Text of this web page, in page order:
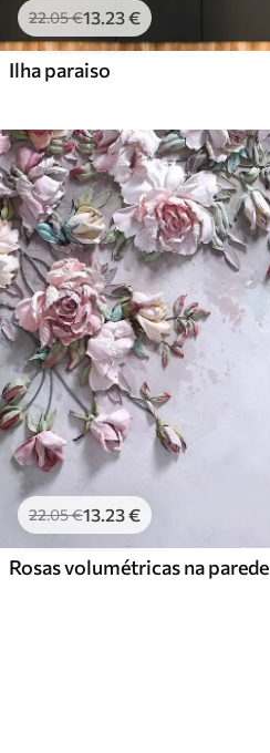
22.05€13 .23€
Ilha paraiso
22.05€13 .23€
Rosas volumétricas na parede